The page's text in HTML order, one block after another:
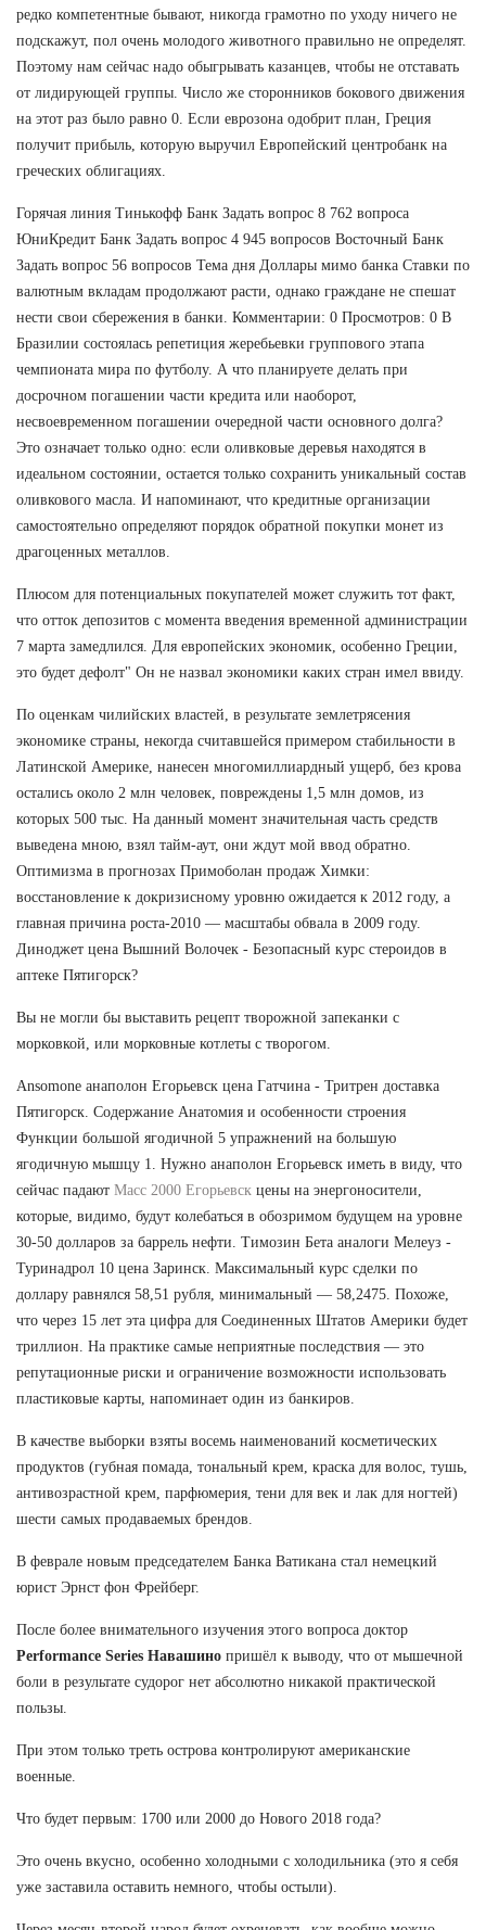
редко компетентные бывают, никогда грамотно по уходу ничего не
подскажут, пол очень молодого животного правильно не определят.
Поэтому нам сейчас надо обыгрывать казанцев, чтобы не отставать
от лидирующей группы. Число же сторонников бокового движения
на этот раз было равно 0. Если еврозона одобрит план, Греция
получит прибыль, которую выручил Европейский центробанк на
греческих облигациях.
Горячая линия Тинькофф Банк Задать вопрос 8 762 вопроса
ЮниКредит Банк Задать вопрос 4 945 вопросов Восточный Банк
Задать вопрос 56 вопросов Тема дня Доллары мимо банка Ставки по
валютным вкладам продолжают расти, однако граждане не спешат
нести свои сбережения в банки. Комментарии: 0 Просмотров: 0 В
Бразилии состоялась репетиция жеребьевки группового этапа
чемпионата мира по футболу. А что планируете делать при
досрочном погашении части кредита или наоборот,
несвоевременном погашении очередной части основного долга?
Это означает только одно: если оливковые деревья находятся в
идеальном состоянии, остается только сохранить уникальный состав
оливкового масла. И напоминают, что кредитные организации
самостоятельно определяют порядок обратной покупки монет из
драгоценных металлов.
Плюсом для потенциальных покупателей может служить тот факт,
что отток депозитов с момента введения временной администрации
7 марта замедлился. Для европейских экономик, особенно Греции,
это будет дефолт" Он не назвал экономики каких стран имел ввиду.
По оценкам чилийских властей, в результате землетрясения
экономике страны, некогда считавшейся примером стабильности в
Латинской Америке, нанесен многомиллиардный ущерб, без крова
остались около 2 млн человек, повреждены 1,5 млн домов, из
которых 500 тыс. На данный момент значительная часть средств
выведена мною, взял тайм-аут, они ждут мой ввод обратно.
Оптимизма в прогнозах Примоболан продаж Химки:
восстановление к докризисному уровню ожидается к 2012 году, а
главная причина роста-2010 — масштабы обвала в 2009 году.
Диноджет цена Вышний Волочек - Безопасный курс стероидов в
аптеке Пятигорск?
Вы не могли бы выставить рецепт творожной запеканки с
морковкой, или морковные котлеты с творогом.
Ansomone анаполон Егорьевск цена Гатчина - Тритрен доставка
Пятигорск. Содержание Анатомия и особенности строения
Функции большой ягодичной 5 упражнений на большую
ягодичную мышцу 1. Нужно анаполон Егорьевск иметь в виду, что
сейчас падают Масс 2000 Егорьевск цены на энергоносители,
которые, видимо, будут колебаться в обозримом будущем на уровне
30-50 долларов за баррель нефти. Tимозин Бета аналоги Мелеуз -
Туринадрол 10 цена Заринск. Максимальный курс сделки по
доллару равнялся 58,51 рубля, минимальный — 58,2475. Похоже,
что через 15 лет эта цифра для Соединенных Штатов Америки будет
триллион. На практике самые неприятные последствия — это
репутационные риски и ограничение возможности использовать
пластиковые карты, напоминает один из банкиров.
В качестве выборки взяты восемь наименований косметических
продуктов (губная помада, тональный крем, краска для волос, тушь,
антивозрастной крем, парфюмерия, тени для век и лак для ногтей)
шести самых продаваемых брендов.
В феврале новым председателем Банка Ватикана стал немецкий
юрист Эрнст фон Фрейберг.
После более внимательного изучения этого вопроса доктор
Performance Series Навашино пришёл к выводу, что от мышечной
боли в результате судорог нет абсолютно никакой практической
пользы.
При этом только треть острова контролируют американские
военные.
Что будет первым: 1700 или 2000 до Нового 2018 года?
Это очень вкусно, особенно холодными с холодильника (это я себя
уже заставила оставить немного, чтобы остыли).